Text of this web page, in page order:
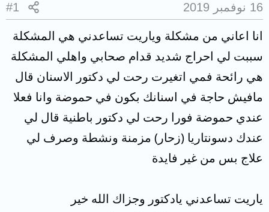
16 نوفمبر 2019 #1
انا اعاني من مشكلة وياريت تساعدني هي المشكلة
سببت لي احراج شديد قدام صحابي واهلي المشكلة
هي رائحة فمي اتغيرت رحت لي دكتور الاسنان قال
مافيش حاجة في اسنانك بكون في حموضة وانا فعلا
عندي حموضة فورا رحت لي دكتور باطنية قال لي
عندك دسونتاريا (زحار) مزمنة ونشطة وصرف لي
علاج بس من غير فايدة
ياريت تساعدني يادكتور وجزاك الله خير